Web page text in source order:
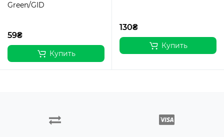
Green/GID
59₴
Купить
130₴
Купить